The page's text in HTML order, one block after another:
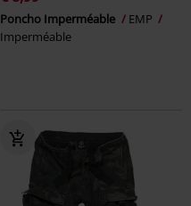
Poncho Imperméable
EMP
Imperméable